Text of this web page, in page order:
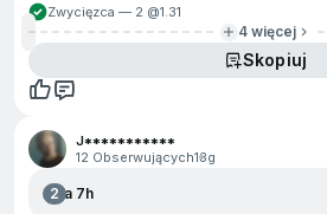
Zwycięzca — 2 @1.31
4 więcej
Skopiuj
J***********
12 Obserwujących13g
2Za 7h